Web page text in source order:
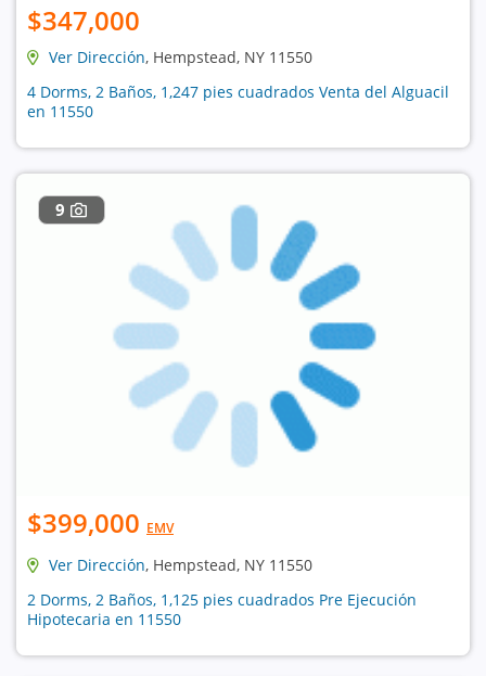
$347,000
Ver Dirección, Hempstead, NY 11550
4 Dorms, 2 Baños, 1,247 pies cuadrados Venta del Alguacil
en 11550
9
$399,000 EMV
Ver Dirección, Hempstead, NY 11550
2 Dorms, 2 Baños, 1,125 pies cuadrados Pre Ejecución
Hipotecaria en 11550